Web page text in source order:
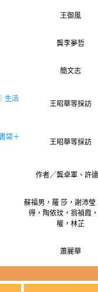
王御風
龔李夢哲
簡文志
生活
王昭華等採訪
袋＋
王昭華等採訪
作者╱龔卓軍、許
蘇福男，羅 莎，謝沛瑩
得，陶依玟，翁禎霞
權，林芷
蕭麗華